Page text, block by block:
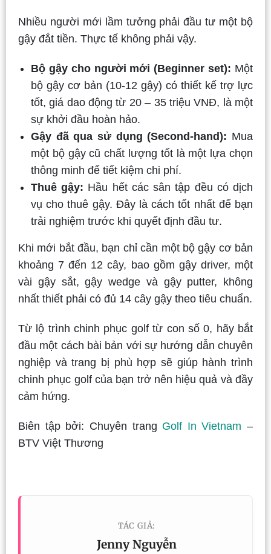
Nhiều người mới lầm tưởng phải đầu tư một bộ
gậy đắt tiền. Thực tế không phải vậy.
Bộ gậy cho người mới (Beginner set): Một
bộ gậy cơ bản (10-12 gậy) có thiết kế trợ lực
tốt, giá dao động từ 20 – 35 triệu VNĐ, là một
sự khởi đầu hoàn hảo.
Gậy đã qua sử dụng (Second-hand): Mua
một bộ gậy cũ chất lượng tốt là một lựa chọn
thông minh để tiết kiệm chi phí.
Thuê gậy: Hầu hết các sân tập đều có dịch
vụ cho thuê gậy. Đây là cách tốt nhất để bạn
trải nghiệm trước khi quyết định đầu tư.
Khi mới bắt đầu, bạn chỉ cần một bộ gậy cơ bản
khoảng 7 đến 12 cây, bao gồm gậy driver, một
vài gậy sắt, gậy wedge và gậy putter, không
nhất thiết phải có đủ 14 cây gậy theo tiêu chuẩn.
Từ lộ trình chinh phục golf từ con số 0, hãy bắt
đầu một cách bài bản với sự hướng dẫn chuyên
nghiệp và trang bị phù hợp sẽ giúp hành trình
chinh phục golf của bạn trở nên hiệu quả và đầy
cảm hứng.
Biên tập bởi: Chuyên trang Golf In Vietnam –
BTV Việt Thương
TÁC GIẢ:
Jenny Nguyễn